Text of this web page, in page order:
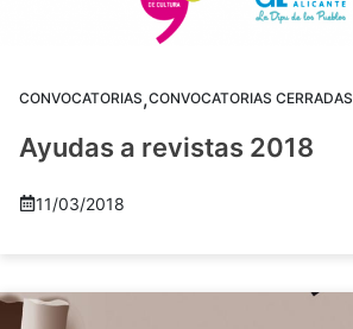
CONVOCATORIAS,CONVOCATORIAS CERRADAS
Ayudas a revistas 2018
11/03/2018